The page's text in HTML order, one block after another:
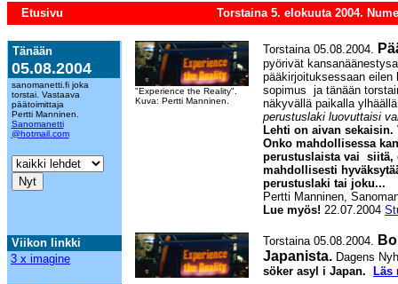
Etusivu Torstaina 5. elokuuta 2004.
Tänään
05.08.2004
sanomanetti.fi joka
torstai. Vastaava
päätoimittaja
Pertti Manninen.
Sanomanetti
@hotmail.com
Viikon linkki
3 x imagine
"Experience the Reality".
Kuva: Pertti Manninen.
Torstaina 05.08.2004.
pyörivät
pääkirjoituksessaan
sopimus ja tänään
näkyvällä paikalla
perustuslaki luovuttaisi
Lehti on aivan sekaisin.
Onko mahdollisessa
perustuslaista vai siitä,
mahdollisesti
perustuslaki tai joku...
Pertti Manninen,
Lue myös! 22.07.2004
Torstaina 05.08.2004.
Japanista. Dagens
söker asyl i Japan.
Läs